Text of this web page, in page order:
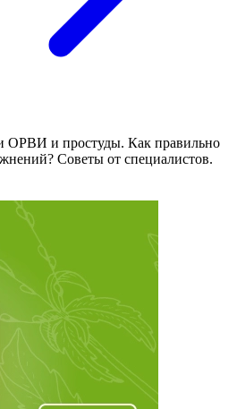
ОРВИ и простуды. Как правильно
Советы от специалистов.